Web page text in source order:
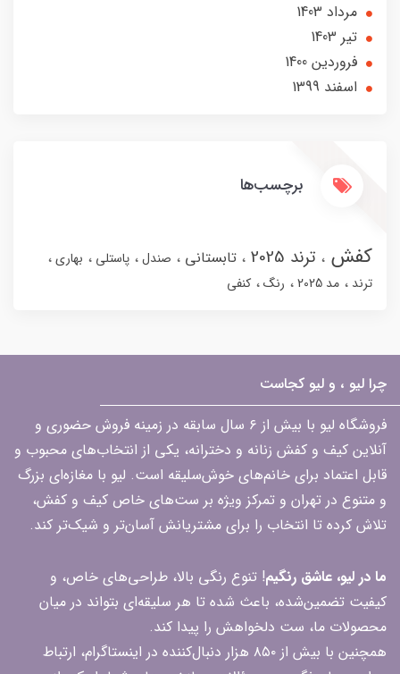
مرداد 1403
تير 1403
فروردین 1400
اسفند 1399
برچسب‌ها
کفش ترند 2025 تابستانی صندل پاستلی
بهاری
ترند
مد 2025 رنگ کنفی
چرا لیو ، و لیو کجاست
فروشگاه لیو با بیش از ۶ سال سابقه در زمینه فروش حضوری و
آنلاین کیف و کفش زنانه و دخترانه، یکی از انتخاب‌های محبوب و
قابل اعتماد برای خانم‌های خوش‌سلیقه است. لیو با مغازه‌ای بزرگ
و متنوع در تهران و تمرکز ویژه بر ست‌های خاص کیف و کفش،
تلاش کرده تا انتخاب را برای مشتریانش آسان‌تر و شیک‌تر کند.
ما در لیو، عاشق رنگیم! تنوع رنگی بالا، طراحی‌های خاص، و
کیفیت تضمین‌شده، باعث شده تا هر سلیقه‌ای بتواند در میان
محصولات ما، ست دلخواهش را پیدا کند.
همچنین با بیش از ۸۵۰ هزار دنبال‌کننده در اینستاگرام، ارتباط